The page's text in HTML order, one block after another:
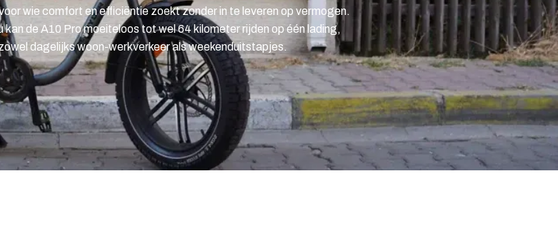
wie comfort en efficiëntie zoekt zonder in te leveren op vermogen.
de A10 Pro moeiteloos tot wel 64 kilometer rijden op één lading,
dagelijks woon-werkverkeer als weekenduitstapjes.